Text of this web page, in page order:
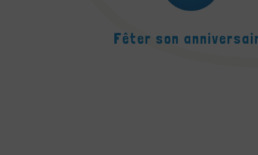
Fêter son